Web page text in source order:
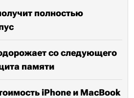
полностью
со следующего
памяти
iPhone и MacBook